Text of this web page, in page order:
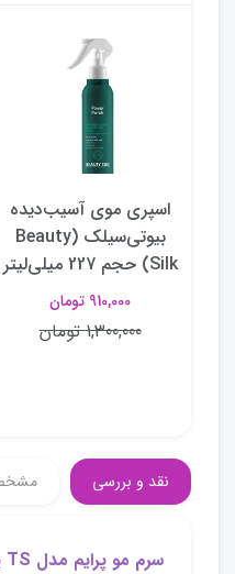
اسپری موی آسیب‌دیده
بیوتی‌سیلک (Beauty
Silk) حجم 227 میلی‌لیتر
910,000 تومان
1,300,000 تومان
نقد و بررسی